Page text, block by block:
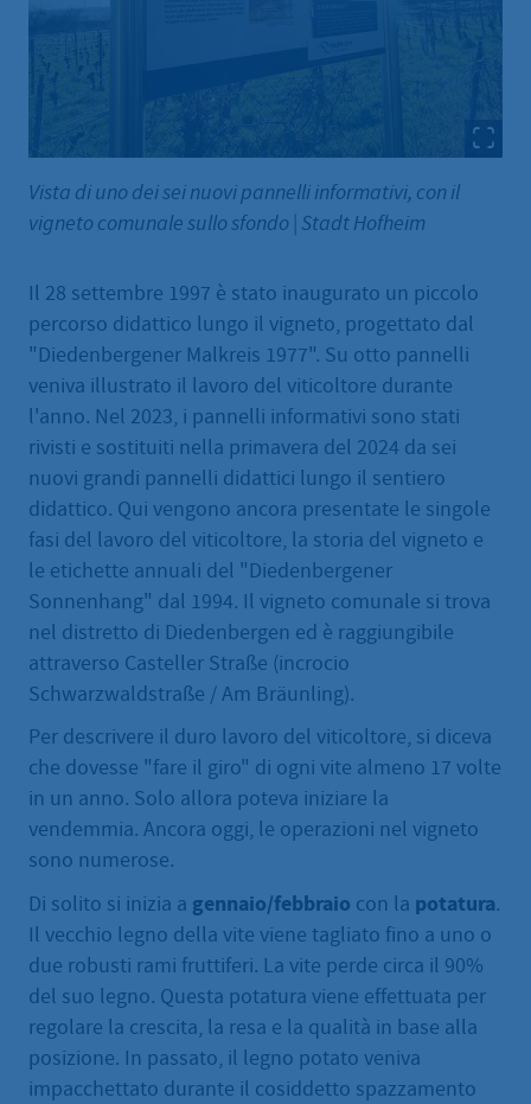
Vista di uno dei sei nuovi pannelli informativi, con il
vigneto comunale sullo sfondo Stadt Hofheim
Il 28 settembre 1997 è stato inaugurato un piccolo
percorso didattico lungo il vigneto, progettato dal
"Diedenbergener Malkreis 1977". Su otto pannelli
veniva illustrato il lavoro del viticoltore durante
l'anno. Nel 2023, i pannelli informativi sono stati
rivisti e sostituiti nella primavera del 2024 da sei
nuovi grandi pannelli didattici lungo il sentiero
didattico. Qui vengono ancora presentate le singole
fasi del lavoro del viticoltore, la storia del vigneto e
le etichette annuali del "Diedenbergener
Sonnenhang" dal 1994. Il vigneto comunale si trova
nel distretto di Diedenbergen ed è raggiungibile
attraverso Casteller Straße (incrocio
Schwarzwaldstraße / Am Bräunling).
Per descrivere il duro lavoro del viticoltore, si diceva
che dovesse "fare il giro" di ogni vite almeno 17 volte
in un anno. Solo allora poteva iniziare la
vendemmia. Ancora oggi, le operazioni nel vigneto
sono numerose.
Di solito si inizia a gennaio/febbraio con la potatura.
Il vecchio legno della vite viene tagliato fino a uno o
due robusti rami fruttiferi. La vite perde circa il 90%
del suo legno. Questa potatura viene effettuata per
regolare la crescita, la resa e la qualità in base alla
posizione. In passato, il legno potato veniva
impacchettato durante il cosiddetto spazzamento